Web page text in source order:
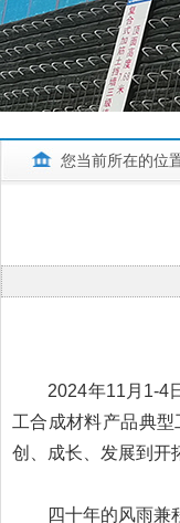
您当前所在的位
2024年11月1-4日
工合成材料产品典
创、成长、发展到开
四十年的风雨兼程